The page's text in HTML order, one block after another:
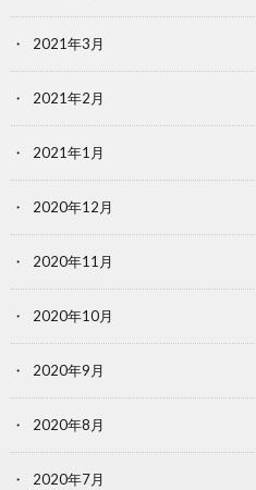
2021年3月
2021年2月
2021年1月
2020年12月
2020年11月
2020年10月
2020年9月
2020年8月
2020年7月